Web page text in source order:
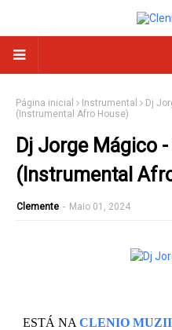
Página inicial Instrumental
Dj
(Instrumental Afro House)
Dj Jorge Mágico
(Instrumental
Clemente - Maio 01, 2024
ESTÁ NA CLENIO